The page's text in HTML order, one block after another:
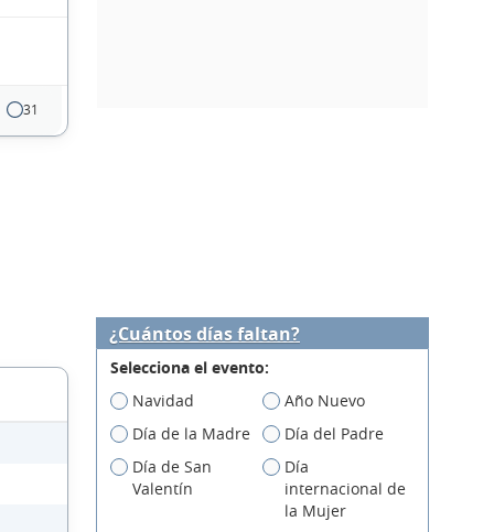
31
¿Cuántos días faltan?
Selecciona el evento:
Navidad
Año Nuevo
Día de la Madre
Día del Padre
Día de San
Valentín
Día
internacional de
la Mujer